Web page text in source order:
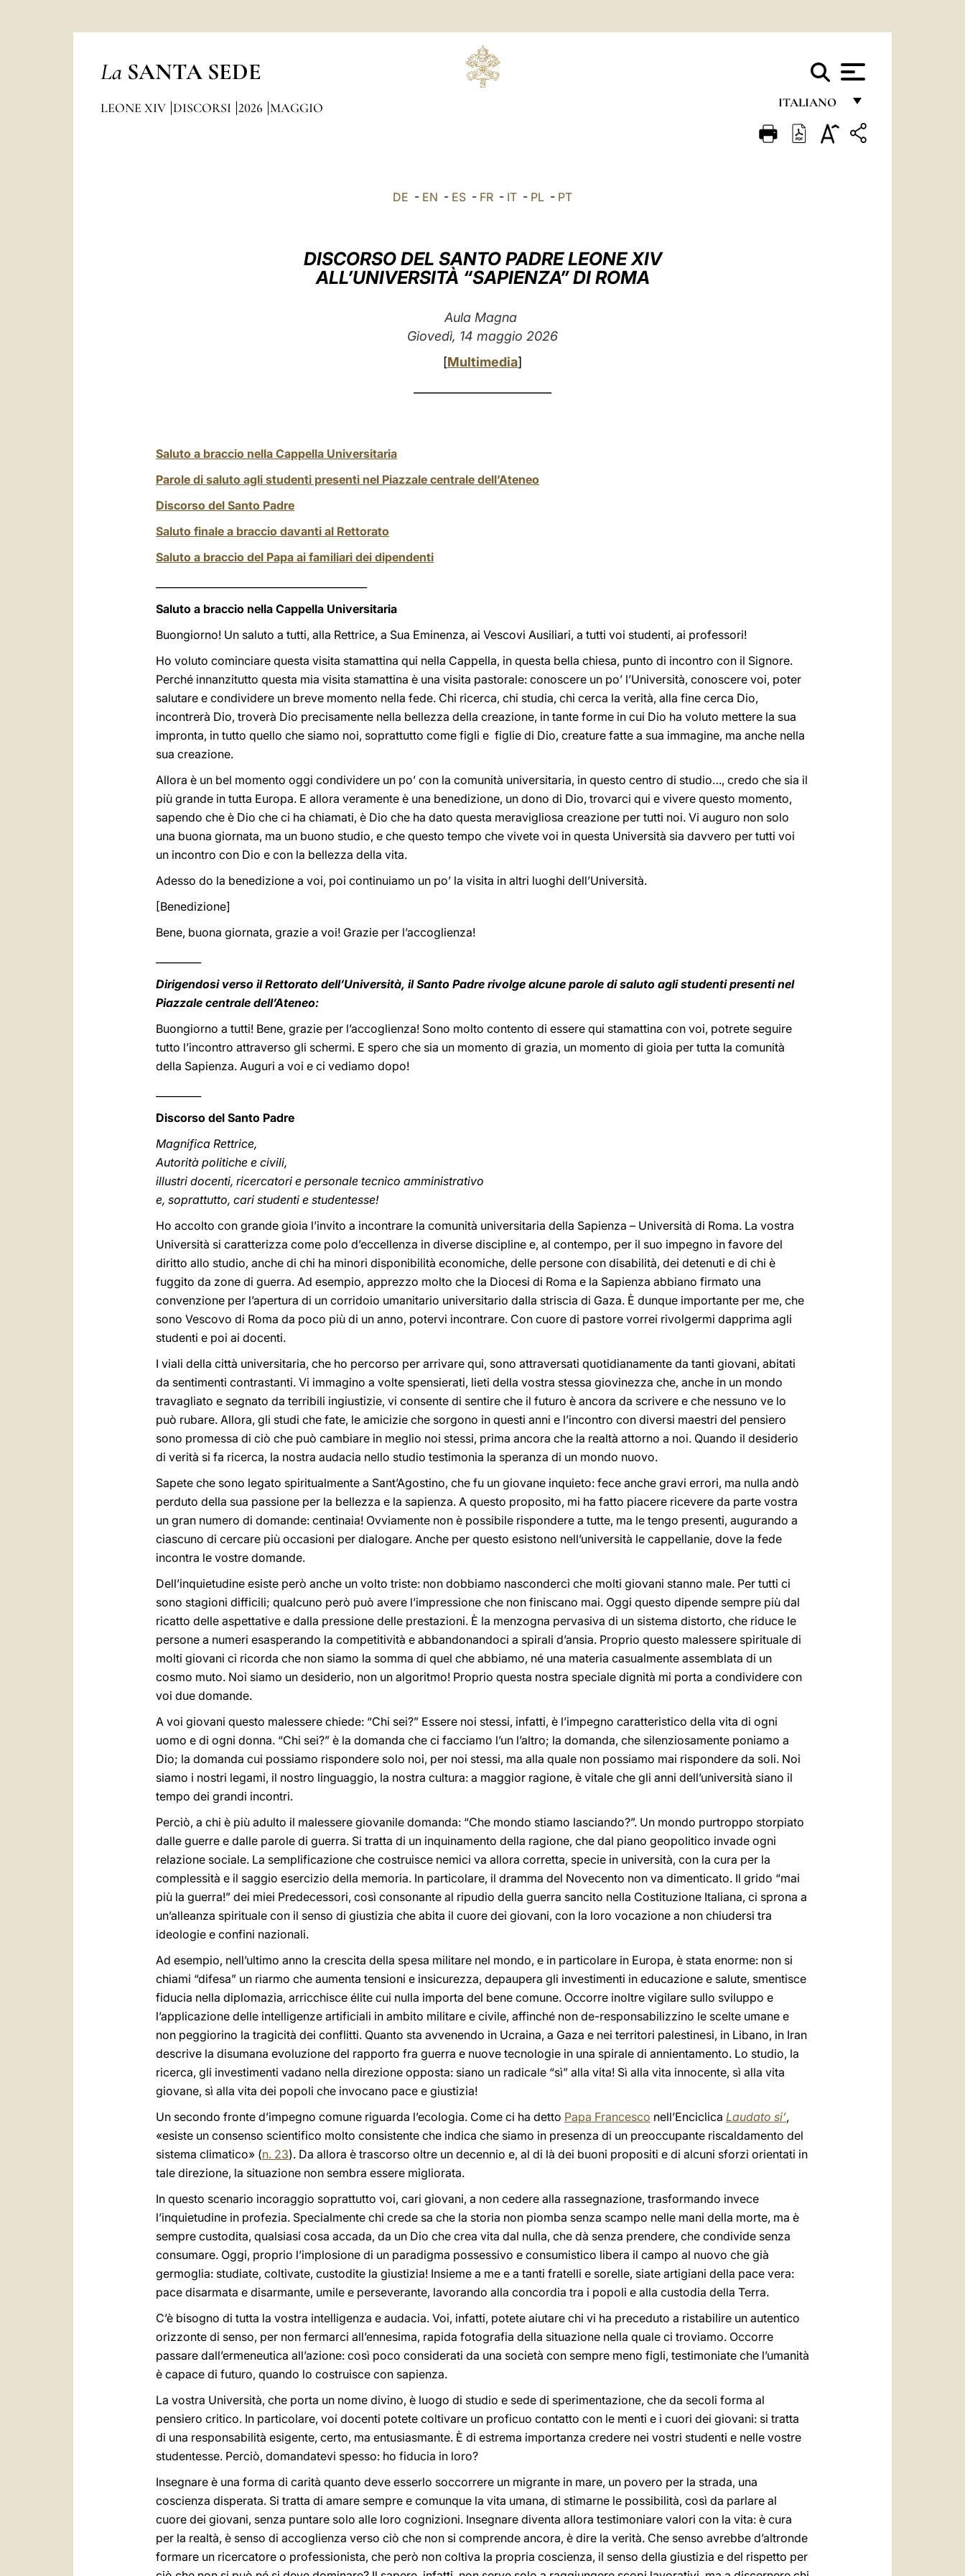
La SANTA SEDE
ITALIANO
FRANÇAIS
LEONE XIV DISCORSI 2026 MAGGIO
DE - EN - ES - FR - IT - PL - PT
DISCORSO DEL SANTO PADRE LEONE XIV
ALL’UNIVERSITÀ “SAPIENZA” DI ROMA
Aula Magna
Giovedì, 14 maggio 2026
[Multimedia]
Saluto a braccio nella Cappella Universitaria
Parole di saluto agli studenti presenti nel Piazzale centrale dell’Ateneo
Discorso del Santo Padre
Saluto finale a braccio davanti al Rettorato
Saluto a braccio del Papa ai familiari dei dipendenti
Saluto a braccio nella Cappella Universitaria
Buongiorno! Un saluto a tutti, alla Rettrice, a Sua Eminenza, ai Vescovi Ausiliari, a tutti voi studenti, ai professori!
Ho voluto cominciare questa visita stamattina qui nella Cappella, in questa bella chiesa, punto di incontro con il Signore.
Perché innanzitutto questa mia visita stamattina è una visita pastorale: conoscere un po’ l’Università, conoscere voi, poter
salutare e condividere un breve momento nella fede. Chi ricerca, chi studia, chi cerca la verità, alla fine cerca Dio,
incontrerà Dio, troverà Dio precisamente nella bellezza della creazione, in tante forme in cui Dio ha voluto mettere la sua
impronta, in tutto quello che siamo noi, soprattutto come figli e figlie di Dio, creature fatte a sua immagine, ma anche nella
sua creazione.
Allora è un bel momento oggi condividere un po’ con la comunità universitaria, in questo centro di studio…, credo che sia il
più grande in tutta Europa. E allora veramente è una benedizione, un dono di Dio, trovarci qui e vivere questo momento,
sapendo che è Dio che ci ha chiamati, è Dio che ha dato questa meravigliosa creazione per tutti noi. Vi auguro non solo
una buona giornata, ma un buono studio, e che questo tempo che vivete voi in questa Università sia davvero per tutti voi
un incontro con Dio e con la bellezza della vita.
Adesso do la benedizione a voi, poi continuiamo un po’ la visita in altri luoghi dell’Università.
[Benedizione]
Bene, buona giornata, grazie a voi! Grazie per l’accoglienza!
Dirigendosi verso il Rettorato dell’Università, il Santo Padre rivolge alcune parole di saluto agli studenti presenti nel
Piazzale centrale dell’Ateneo:
Buongiorno a tutti! Bene, grazie per l’accoglienza! Sono molto contento di essere qui stamattina con voi, potrete seguire
tutto l’incontro attraverso gli schermi. E spero che sia un momento di grazia, un momento di gioia per tutta la comunità
della Sapienza. Auguri a voi e ci vediamo dopo!
Discorso del Santo Padre
Magnifica Rettrice,
Autorità politiche e civili,
illustri docenti, ricercatori e personale tecnico amministrativo
e, soprattutto, cari studenti e studentesse!
Ho accolto con grande gioia l’invito a incontrare la comunità universitaria della Sapienza – Università di Roma. La vostra
Università si caratterizza come polo d’eccellenza in diverse discipline e, al contempo, per il suo impegno in favore del
diritto allo studio, anche di chi ha minori disponibilità economiche, delle persone con disabilità, dei detenuti e di chi è
fuggito da zone di guerra. Ad esempio, apprezzo molto che la Diocesi di Roma e la Sapienza abbiano firmato una
convenzione per l’apertura di un corridoio umanitario universitario dalla striscia di Gaza. È dunque importante per me, che
sono Vescovo di Roma da poco più di un anno, potervi incontrare. Con cuore di pastore vorrei rivolgermi dapprima agli
studenti e poi ai docenti.
I viali della città universitaria, che ho percorso per arrivare qui, sono attraversati quotidianamente da tanti giovani, abitati
da sentimenti contrastanti. Vi immagino a volte spensierati, lieti della vostra stessa giovinezza che, anche in un mondo
travagliato e segnato da terribili ingiustizie, vi consente di sentire che il futuro è ancora da scrivere e che nessuno ve lo
può rubare. Allora, gli studi che fate, le amicizie che sorgono in questi anni e l’incontro con diversi maestri del pensiero
sono promessa di ciò che può cambiare in meglio noi stessi, prima ancora che la realtà attorno a noi. Quando il desiderio
di verità si fa ricerca, la nostra audacia nello studio testimonia la speranza di un mondo nuovo.
Sapete che sono legato spiritualmente a Sant’Agostino, che fu un giovane inquieto: fece anche gravi errori, ma nulla andò
perduto della sua passione per la bellezza e la sapienza. A questo proposito, mi ha fatto piacere ricevere da parte vostra
un gran numero di domande: centinaia! Ovviamente non è possibile rispondere a tutte, ma le tengo presenti, augurando a
ciascuno di cercare più occasioni per dialogare. Anche per questo esistono nell’università le cappellanie, dove la fede
incontra le vostre domande.
Dell’inquietudine esiste però anche un volto triste: non dobbiamo nasconderci che molti giovani stanno male. Per tutti ci
sono stagioni difficili; qualcuno però può avere l’impressione che non finiscano mai. Oggi questo dipende sempre più dal
ricatto delle aspettative e dalla pressione delle prestazioni. È la menzogna pervasiva di un sistema distorto, che riduce le
persone a numeri esasperando la competitività e abbandonandoci a spirali d’ansia. Proprio questo malessere spirituale di
molti giovani ci ricorda che non siamo la somma di quel che abbiamo, né una materia casualmente assemblata di un
cosmo muto. Noi siamo un desiderio, non un algoritmo! Proprio questa nostra speciale dignità mi porta a condividere con
voi due domande.
A voi giovani questo malessere chiede: “Chi sei?” Essere noi stessi, infatti, è l’impegno caratteristico della vita di ogni
uomo e di ogni donna. “Chi sei?” è la domanda che ci facciamo l’un l’altro; la domanda, che silenziosamente poniamo a
Dio; la domanda cui possiamo rispondere solo noi, per noi stessi, ma alla quale non possiamo mai rispondere da soli. Noi
siamo i nostri legami, il nostro linguaggio, la nostra cultura: a maggior ragione, è vitale che gli anni dell’università siano il
tempo dei grandi incontri.
Perciò, a chi è più adulto il malessere giovanile domanda: “Che mondo stiamo lasciando?”. Un mondo purtroppo storpiato
dalle guerre e dalle parole di guerra. Si tratta di un inquinamento della ragione, che dal piano geopolitico invade ogni
relazione sociale. La semplificazione che costruisce nemici va allora corretta, specie in università, con la cura per la
complessità e il saggio esercizio della memoria. In particolare, il dramma del Novecento non va dimenticato. Il grido “mai
più la guerra!” dei miei Predecessori, così consonante al ripudio della guerra sancito nella Costituzione Italiana, ci sprona a
un’alleanza spirituale con il senso di giustizia che abita il cuore dei giovani, con la loro vocazione a non chiudersi tra
ideologie e confini nazionali.
Ad esempio, nell’ultimo anno la crescita della spesa militare nel mondo, e in particolare in Europa, è stata enorme: non si
chiami “difesa” un riarmo che aumenta tensioni e insicurezza, depaupera gli investimenti in educazione e salute, smentisce
fiducia nella diplomazia, arricchisce élite cui nulla importa del bene comune. Occorre inoltre vigilare sullo sviluppo e
l’applicazione delle intelligenze artificiali in ambito militare e civile, affinché non de-responsabilizzino le scelte umane e
non peggiorino la tragicità dei conflitti. Quanto sta avvenendo in Ucraina, a Gaza e nei territori palestinesi, in Libano, in Iran
descrive la disumana evoluzione del rapporto fra guerra e nuove tecnologie in una spirale di annientamento. Lo studio, la
ricerca, gli investimenti vadano nella direzione opposta: siano un radicale “sì” alla vita! Sì alla vita innocente, sì alla vita
giovane, sì alla vita dei popoli che invocano pace e giustizia!
Un secondo fronte d’impegno comune riguarda l’ecologia. Come ci ha detto Papa Francesco nell’Enciclica Laudato si’,
«esiste un consenso scientifico molto consistente che indica che siamo in presenza di un preoccupante riscaldamento del
sistema climatico» (n. 23). Da allora è trascorso oltre un decennio e, al di là dei buoni propositi e di alcuni sforzi orientati in
tale direzione, la situazione non sembra essere migliorata.
In questo scenario incoraggio soprattutto voi, cari giovani, a non cedere alla rassegnazione, trasformando invece
l’inquietudine in profezia. Specialmente chi crede sa che la storia non piomba senza scampo nelle mani della morte, ma è
sempre custodita, qualsiasi cosa accada, da un Dio che crea vita dal nulla, che dà senza prendere, che condivide senza
consumare. Oggi, proprio l’implosione di un paradigma possessivo e consumistico libera il campo al nuovo che già
germoglia: studiate, coltivate, custodite la giustizia! Insieme a me e a tanti fratelli e sorelle, siate artigiani della pace vera:
pace disarmata e disarmante, umile e perseverante, lavorando alla concordia tra i popoli e alla custodia della Terra.
C’è bisogno di tutta la vostra intelligenza e audacia. Voi, infatti, potete aiutare chi vi ha preceduto a ristabilire un autentico
orizzonte di senso, per non fermarci all’ennesima, rapida fotografia della situazione nella quale ci troviamo. Occorre
passare dall’ermeneutica all’azione: così poco considerati da una società con sempre meno figli, testimoniate che l’umanità
è capace di futuro, quando lo costruisce con sapienza.
La vostra Università, che porta un nome divino, è luogo di studio e sede di sperimentazione, che da secoli forma al
pensiero critico. In particolare, voi docenti potete coltivare un proficuo contatto con le menti e i cuori dei giovani: si tratta
di una responsabilità esigente, certo, ma entusiasmante. È di estrema importanza credere nei vostri studenti e nelle vostre
studentesse. Perciò, domandatevi spesso: ho fiducia in loro?
Insegnare è una forma di carità quanto deve esserlo soccorrere un migrante in mare, un povero per la strada, una
coscienza disperata. Si tratta di amare sempre e comunque la vita umana, di stimarne le possibilità, così da parlare al
cuore dei giovani, senza puntare solo alle loro cognizioni. Insegnare diventa allora testimoniare valori con la vita: è cura
per la realtà, è senso di accoglienza verso ciò che non si comprende ancora, è dire la verità. Che senso avrebbe d’altronde
formare un ricercatore o professionista, che però non coltiva la propria coscienza, il senso della giustizia e del rispetto per